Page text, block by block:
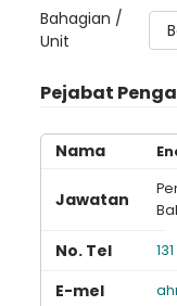
Bahagian /
Unit
Pejabat
131